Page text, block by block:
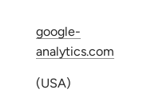
google-
analytics.com
(USA)